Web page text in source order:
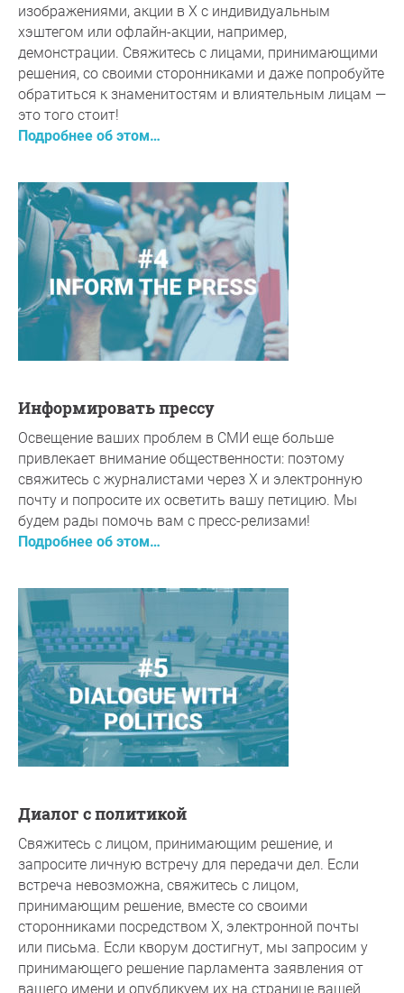
изображениями, акции в X с индивидуальным
хэштегом или офлайн-акции, например,
демонстрации. Свяжитесь с лицами, принимающими
решения, со своими сторонниками и даже попробуйте
обратиться к знаменитостям и влиятельным лицам —
это того стоит!
Подробнее об этом…
Информировать прессу
Освещение ваших проблем в СМИ еще больше
привлекает внимание общественности: поэтому
свяжитесь с журналистами через X и электронную
почту и попросите их осветить вашу петицию. Мы
будем рады помочь вам с пресс-релизами!
Подробнее об этом…
Диалог с политикой
Свяжитесь с лицом, принимающим решение, и
запросите личную встречу для передачи дел. Если
встреча невозможна, свяжитесь с лицом,
принимающим решение, вместе со своими
сторонниками посредством X, электронной почты
или письма. Если кворум достигнут, мы запросим у
принимающего решение парламента заявления от
вашего имени и опубликуем их на странице вашей